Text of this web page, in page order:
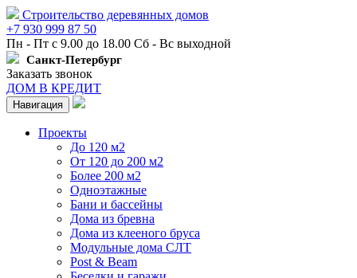
Строительство деревянных домов
+7 930 999 87 50
Пн - Пт с 9.00 до 18.00 Сб - Вс выходной
Санкт-Петербург
Заказать звонок
ДОМ В КРЕДИТ
Навигация
Проекты
До 120 м2
От 120 до 200 м2
Более 200 м2
Одноэтажные
Бани и бассейны
Дома из бревна
Дома из клееного бруса
Модульные дома СЛТ
Post & Beam